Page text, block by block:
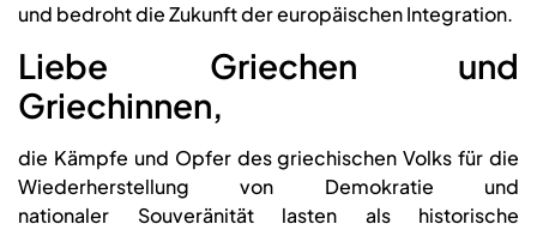
und bedroht die Zukunft der europäischen Integration.
Liebe Griechen und
Griechinnen,
die Kämpfe und Opfer des griechischen Volks für die
Wiederherstellung von Demokratie und
nationaler Souveränität lasten als historische